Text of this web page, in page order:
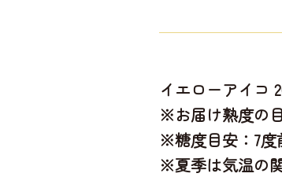
イエローアイコ
※お届け熟度の
※糖度目安：7度
※夏季は気温の